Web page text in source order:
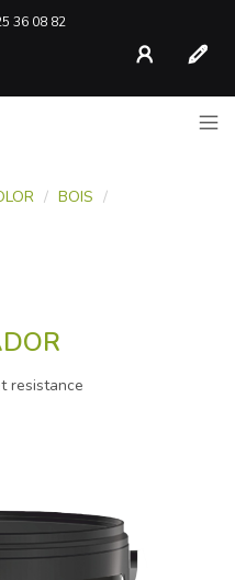
36 08 82
Compte
/ BOIS /
resistance